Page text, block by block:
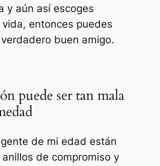
y aún así escoges
entonces puedes
buen amigo.
puede ser tan mala
de mi edad están
de compromiso y